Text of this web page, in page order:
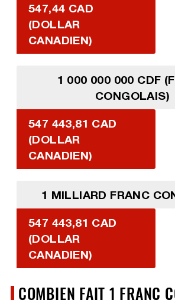
547,44 CAD
(DOLLAR
CANADIEN)
1 000 000 000 CDF
CONGOLAIS)
547 443,81 CAD
(DOLLAR
CANADIEN)
1 MILLIARD FRANC
547 443,81 CAD
(DOLLAR
CANADIEN)
COMBIEN FAIT 1 FRANC